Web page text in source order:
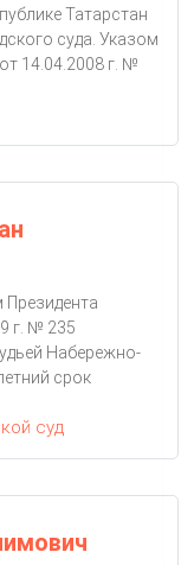
Татарстан
суда. Указом
14.04.2008 г. №
Президента
г. № 235
Набережно-
срок
суд